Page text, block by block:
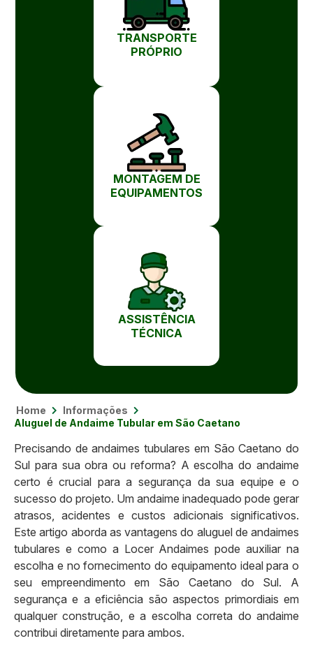
TRANSPORTE
PRÓPRIO
MONTAGEM DE
EQUIPAMENTOS
ASSISTÊNCIA
TÉCNICA
Home
Informações
Aluguel de Andaime Tubular em São Caetano
Precisando de andaimes tubulares em São Caetano do
Sul para sua obra ou reforma? A escolha do andaime
certo é crucial para a segurança da sua equipe e o
sucesso do projeto. Um andaime inadequado pode gerar
atrasos, acidentes e custos adicionais significativos.
Este artigo aborda as vantagens do aluguel de andaimes
tubulares e como a Locer Andaimes pode auxiliar na
escolha e no fornecimento do equipamento ideal para o
seu empreendimento em São Caetano do Sul. A
segurança e a eficiência são aspectos primordiais em
qualquer construção, e a escolha correta do andaime
contribui diretamente para ambos.